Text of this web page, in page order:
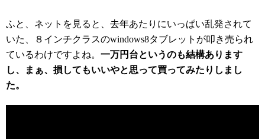
ふと、ネットを見ると、去年あたりにいっぱい乱発されて
いた、８インチクラスのwindows8タブレットが叩き売られ
ているわけですよね。 一万円台というのも結構あります
し、まぁ、損してもいいやと思って買ってみたりしまし
た。